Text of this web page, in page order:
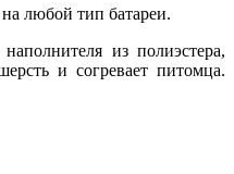
любой тип батареи.
из полиэстера,
и согревает питомца.